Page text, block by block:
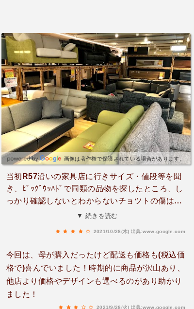
画像は著作権で保護されている場合があります。
当初R57沿いの家具店に行きサイズ・値段等を聞
き、ﾋﾞｯｸﾞｳｯﾊﾄﾞで同類の品物を探したところ、し
っかり確認しないとわからないチョツトの傷は有
りましたが、前店より良品が約半額で買えて大満
▼ 続きを読む
2021/10/28(木) 出典:www.google.com
今回は、母が購入だったけど配送も価格も(税込価
格で)喜んでいました！時期的に商品が沢山あり、
他店より価格やデザインも選べるのがあり助かり
ました！
2021/9/28(火) 出典:www.google.com